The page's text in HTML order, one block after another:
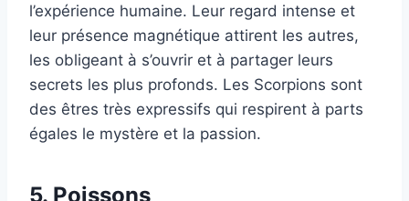
l’expérience humaine. Leur regard intense et
leur présence magnétique attirent les autres,
les obligeant à s’ouvrir et à partager leurs
secrets les plus profonds. Les Scorpions sont
des êtres très expressifs qui respirent à parts
égales le mystère et la passion.
5. Poissons